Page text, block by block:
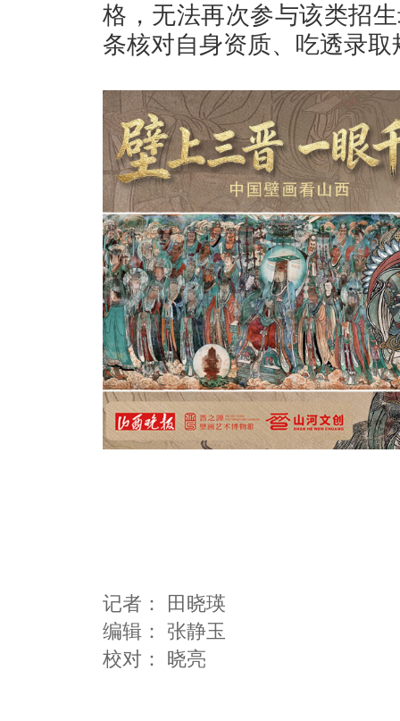
格，无法再次参与该类招
条核对自身资质、吃透录
记者：
田晓瑛
编辑： 张静玉